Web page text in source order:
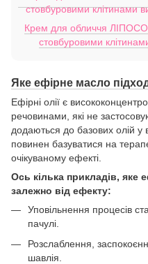
Крем для обличчя
стовбуровими
Яке ефірне масло
Ефірні олії є
речовинами, які не
додаються до базових олій у
повинен базуватися на
очікуваному ефекті.
Ось кілька прикладів, яке
залежно від ефекту:
Уповільнення процесів
пачулі.
Розслаблення,
шавлія.